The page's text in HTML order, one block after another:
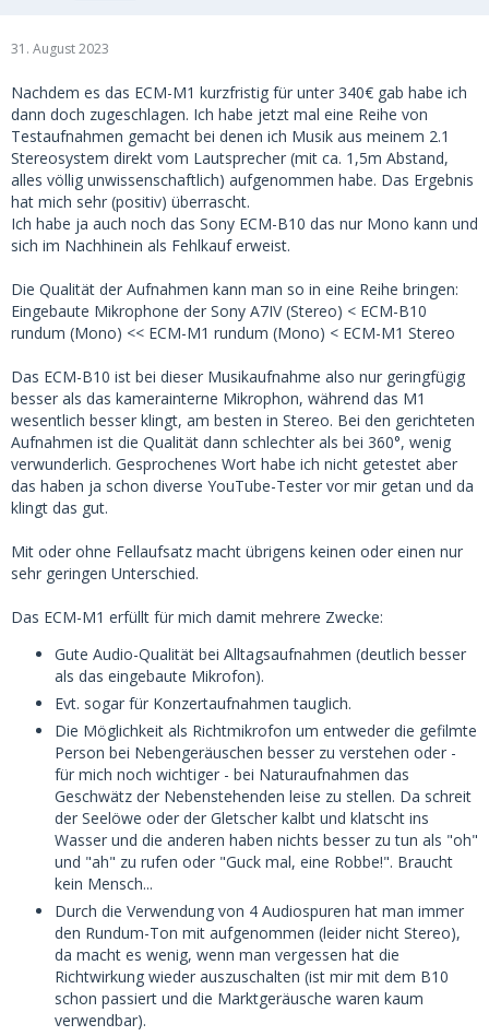
31. August 2023
Nachdem es das ECM-M1 kurzfristig für unter 340€ gab habe ich
dann doch zugeschlagen. Ich habe jetzt mal eine Reihe von
Testaufnahmen gemacht bei denen ich Musik aus meinem 2.1
Stereosystem direkt vom Lautsprecher (mit ca. 1,5m Abstand,
alles völlig unwissenschaftlich) aufgenommen habe. Das Ergebnis
hat mich sehr (positiv) überrascht.
Ich habe ja auch noch das Sony ECM-B10 das nur Mono kann und
sich im Nachhinein als Fehlkauf erweist.
Die Qualität der Aufnahmen kann man so in eine Reihe bringen:
Eingebaute Mikrophone der Sony A7IV (Stereo) < ECM-B10
rundum (Mono) << ECM-M1 rundum (Mono) < ECM-M1 Stereo
Das ECM-B10 ist bei dieser Musikaufnahme also nur geringfügig
besser als das kamerainterne Mikrophon, während das M1
wesentlich besser klingt, am besten in Stereo. Bei den gerichteten
Aufnahmen ist die Qualität dann schlechter als bei 360°, wenig
verwunderlich. Gesprochenes Wort habe ich nicht getestet aber
das haben ja schon diverse YouTube-Tester vor mir getan und da
klingt das gut.
Mit oder ohne Fellaufsatz macht übrigens keinen oder einen nur
sehr geringen Unterschied.
Das ECM-M1 erfüllt für mich damit mehrere Zwecke:
Gute Audio-Qualität bei Alltagsaufnahmen (deutlich besser
als das eingebaute Mikrofon).
Evt. sogar für Konzertaufnahmen tauglich.
Die Möglichkeit als Richtmikrofon um entweder die gefilmte
Person bei Nebengeräuschen besser zu verstehen oder -
für mich noch wichtiger - bei Naturaufnahmen das
Geschwätz der Nebenstehenden leise zu stellen. Da schreit
der Seelöwe oder der Gletscher kalbt und klatscht ins
Wasser und die anderen haben nichts besser zu tun als "oh"
und "ah" zu rufen oder "Guck mal, eine Robbe!". Braucht
kein Mensch...
Durch die Verwendung von 4 Audiospuren hat man immer
den Rundum-Ton mit aufgenommen (leider nicht Stereo),
da macht es wenig, wenn man vergessen hat die
Richtwirkung wieder auszuschalten (ist mir mit dem B10
schon passiert und die Marktgeräusche waren kaum
verwendbar).